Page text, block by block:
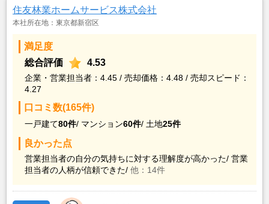
住友林業ホームサービス株式会社
本社所在地：東京都新宿区
満足度
総合評価
4.53
企業・営業担当者：4.45 / 売却価格：4.48 / 売却スピード：
4.27
口コミ数(165件)
一戸建て80件/ マンション60件/ 土地25件
良かった点
営業担当者の自分の気持ちに対する理解度が高かった/ 営業
担当者の人柄が信頼できた/ 他：14件